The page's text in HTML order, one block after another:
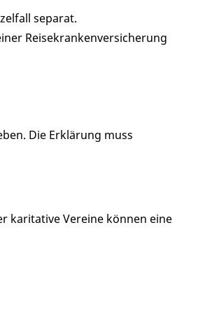
separat.
Reisekrankenversicherung
Die Erklärung muss
karitative Vereine können eine